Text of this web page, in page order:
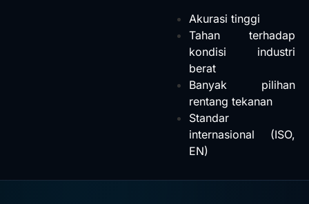
Akurasi tinggi
Tahan terhadap
kondisi industri
berat
Banyak pilihan
rentang tekanan
Standar
internasional (ISO,
EN)